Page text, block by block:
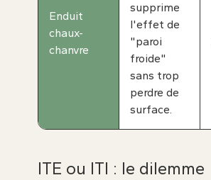
Enduit
chaux-
chanvre
supprime
l'effet de
"paroi
froide"
sans trop
perdre de
surface.
ITE ou ITI : le dilemme